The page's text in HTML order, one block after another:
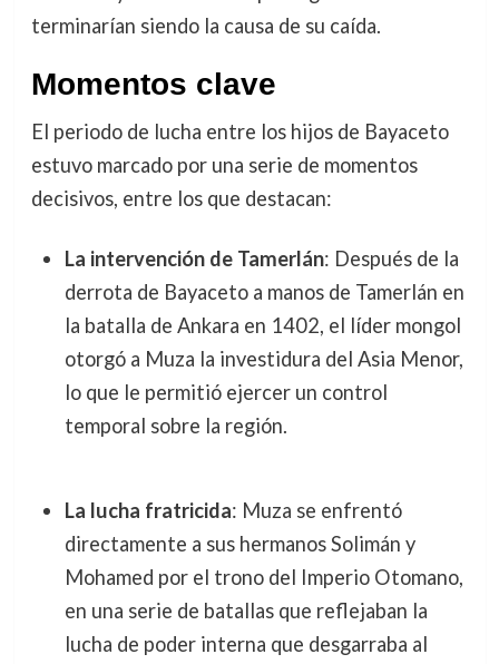
terminarían siendo la causa de su caída.
Momentos clave
El periodo de lucha entre los hijos de Bayaceto
estuvo marcado por una serie de momentos
decisivos, entre los que destacan:
La intervención de Tamerlán: Después de la
derrota de Bayaceto a manos de Tamerlán en
la batalla de Ankara en 1402, el líder mongol
otorgó a Muza la investidura del Asia Menor,
lo que le permitió ejercer un control
temporal sobre la región.
La lucha fratricida: Muza se enfrentó
directamente a sus hermanos Solimán y
Mohamed por el trono del Imperio Otomano,
en una serie de batallas que reflejaban la
lucha de poder interna que desgarraba al